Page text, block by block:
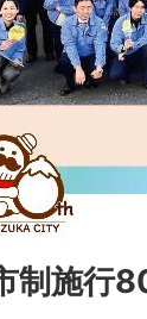
制施